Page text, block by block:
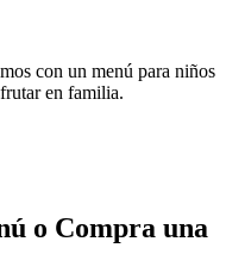
con un menú para niños
en familia.
o Compra una